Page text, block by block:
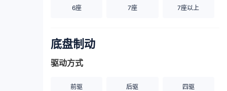
6座 7座 7座以上
底盘制动
驱动方式
前驱 后驱 四驱